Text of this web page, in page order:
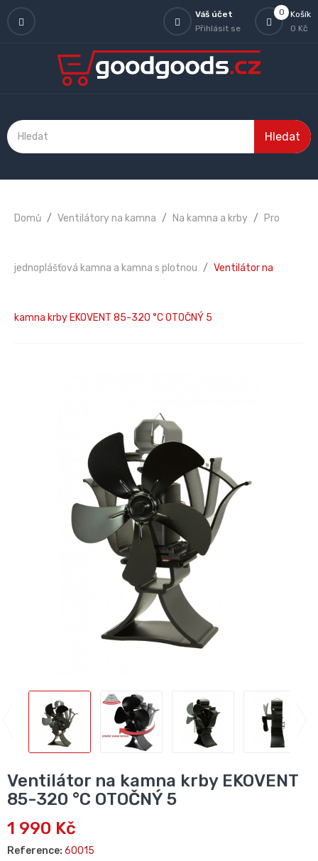
0
Košík
0 Kč
Váš účet
Přihlásit se
Hledat
Domů Ventilátory na kamna Na kamna a krby Pro
jednoplášťová kamna a kamna s plotnou Ventilátor na
kamna krby EKOVENT 85-320 °C OTOČNÝ 5
Ventilátor na kamna krby EKOVENT
85-320 °C OTOČNÝ 5
1 990 Kč
Reference: 60015